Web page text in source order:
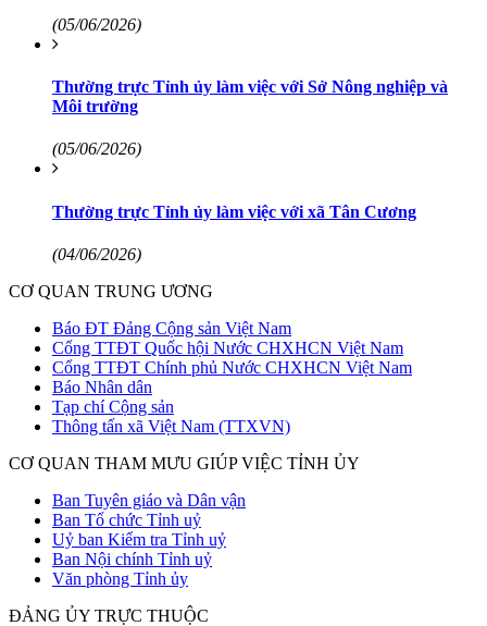
(05/06/2026)
Thường trực Tỉnh ủy làm việc với Sở Nông nghiệp và
Môi trường
(05/06/2026)
Thường trực Tỉnh ủy làm việc với xã Tân Cương
(04/06/2026)
CƠ QUAN TRUNG ƯƠNG
Báo ĐT Đảng Cộng sản Việt Nam
Cổng TTĐT Quốc hội Nước CHXHCN Việt Nam
Cổng TTĐT Chính phủ Nước CHXHCN Việt Nam
Báo Nhân dân
Tạp chí Cộng sản
Thông tấn xã Việt Nam (TTXVN)
CƠ QUAN THAM MƯU GIÚP VIỆC TỈNH ỦY
Ban Tuyên giáo và Dân vận
Ban Tổ chức Tỉnh uỷ
Uỷ ban Kiểm tra Tỉnh uỷ
Ban Nội chính Tỉnh uỷ
Văn phòng Tỉnh ủy
ĐẢNG ỦY TRỰC THUỘC